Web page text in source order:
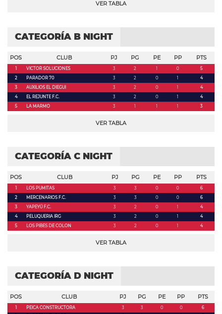
VER TABLA
CATEGORÍA B NIGHT
POS CLUB PJ PG PE PP PTS
1 VICTOR SOLUCIONES 3 2 1 0
5
2
PARADOR 70 3 2 0 1
4
3
AUXILIOS EL DIEGUI 3 2 0 1
4
4
EL REJUNTE F.C. 3 2 0 1
4
5
LA MARMO 3 1 1 1 3
VER TABLA
CATEGORÍA C NIGHT
POS CLUB PJ PG PE PP PTS
1 LOS PUMITAS 3 3 0 0
6
2
MERCENARIOS F.C. 3 3 0 0
6
3
YAPEYÚ F.C. 3 2 0 1
4
4
PELUQUERIA IRG 3 2 0 1
4
5
LOS PIBES DE COLON 3 2 0 1 4
VER TABLA
CATEGORÍA D NIGHT
POS CLUB PJ PG PE PP PTS
1 PEICA CONSTRUCTORA 3 3 0 0
6